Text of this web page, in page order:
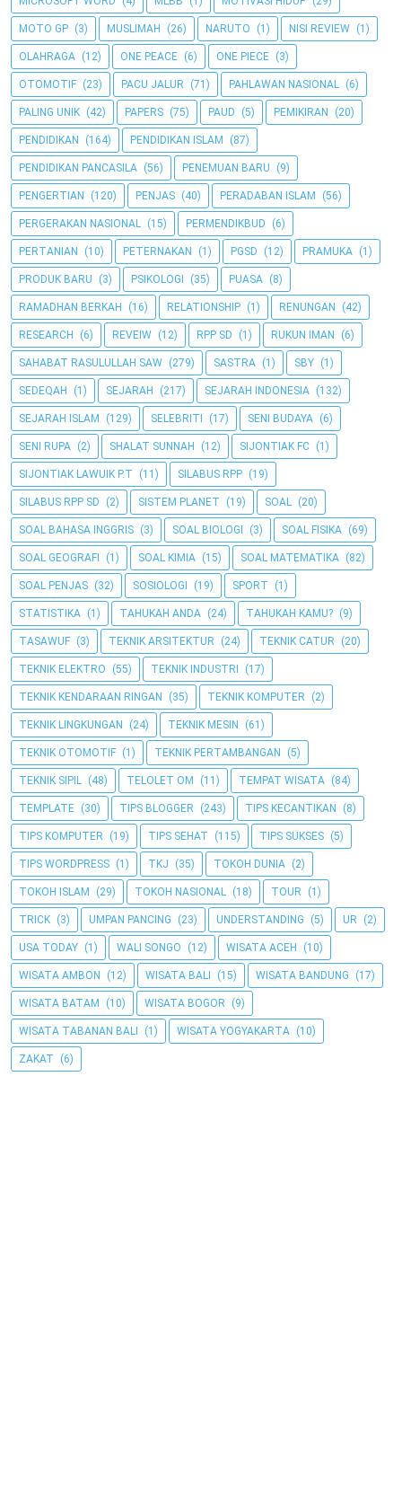
MOTO GP (3) MUSLIMAH (26) NARUTO (1) NISI REVIEW (1)
OLAHRAGA (12) ONE PEACE (6) ONE PIECE (3)
OTOMOTIF (23) PACU JALUR (71) PAHLAWAN NASIONAL (6)
PALING UNIK (42) PAPERS (75) PAUD (5) PEMIKIRAN (20)
PENDIDIKAN (164) PENDIDIKAN ISLAM (87)
PENDIDIKAN PANCASILA (56) PENEMUAN BARU (9)
PENGERTIAN (120) PENJAS (40) PERADABAN ISLAM (56)
PERGERAKAN NASIONAL (15) PERMENDIKBUD (6)
PERTANIAN (10) PETERNAKAN (1) PGSD (12) PRAMUKA (1)
PRODUK BARU (3) PSIKOLOGI (35) PUASA (8)
RAMADHAN BERKAH (16) RELATIONSHIP (1) RENUNGAN (42)
RESEARCH (6) REVEIW (12) RPP SD (1) RUKUN IMAN (6)
SAHABAT RASULULLAH SAW (279) SASTRA (1) SBY (1)
SEDEQAH (1) SEJARAH (217) SEJARAH INDONESIA (132)
SEJARAH ISLAM (129) SELEBRITI (17) SENI BUDAYA (6)
SENI RUPA (2) SHALAT SUNNAH (12) SIJONTIAK FC (1)
SIJONTIAK LAWUIK P.T (11) SILABUS RPP (19)
SILABUS RPP SD (2) SISTEM PLANET (19) SOAL (20)
SOAL BAHASA INGGRIS (3) SOAL BIOLOGI (3) SOAL FISIKA (69)
SOAL GEOGRAFI (1) SOAL KIMIA (15) SOAL MATEMATIKA (82)
SOAL PENJAS (32) SOSIOLOGI (19) SPORT (1)
STATISTIKA (1) TAHUKAH ANDA (24) TAHUKAH KAMU? (9)
TASAWUF (3) TEKNIK ARSITEKTUR (24) TEKNIK CATUR (20)
TEKNIK ELEKTRO (55) TEKNIK INDUSTRI (17)
TEKNIK KENDARAAN RINGAN (35) TEKNIK KOMPUTER (2)
TEKNIK LINGKUNGAN (24) TEKNIK MESIN (61)
TEKNIK OTOMOTIF (1) TEKNIK PERTAMBANGAN (5)
TEKNIK SIPIL (48) TELOLET OM (11) TEMPAT WISATA (84)
TEMPLATE (30) TIPS BLOGGER (243) TIPS KECANTIKAN (8)
TIPS KOMPUTER (19) TIPS SEHAT (115) TIPS SUKSES (5)
TIPS WORDPRESS (1) TKJ (35) TOKOH DUNIA (2)
TOKOH ISLAM (29) TOKOH NASIONAL (18) TOUR (1)
TRICK (3) UMPAN PANCING (23) UNDERSTANDING (5) UR (2)
USA TODAY (1) WALI SONGO (12) WISATA ACEH (10)
WISATA AMBON (12) WISATA BALI (15) WISATA BANDUNG (17)
WISATA BATAM (10) WISATA BOGOR (9)
WISATA TABANAN BALI (1) WISATA YOGYAKARTA (10)
ZAKAT (6)